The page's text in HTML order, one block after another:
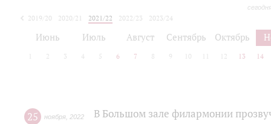
2019/20 2020/21 2021/22 2022/23
2023/24
Июнь Июль Август Сентябрь Октябрь
2 3 4 5 6 7 8 9 10 12 13 14
25 ноября 2022 В Большом зале филармонии